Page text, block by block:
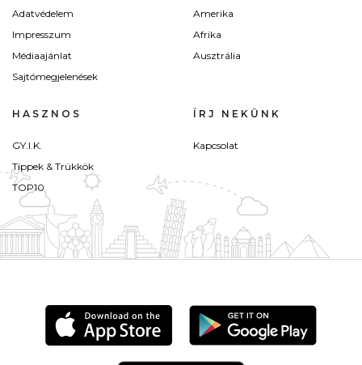
Adatvédelem
Impresszum
Médiaajánlat
Sajtómegjelenések
Amerika
Afrika
Ausztrália
HASZNOS
GY.I.K.
Tippek & Trükkök
TOP10
ÍRJ NEKÜNK
Kapcsolat